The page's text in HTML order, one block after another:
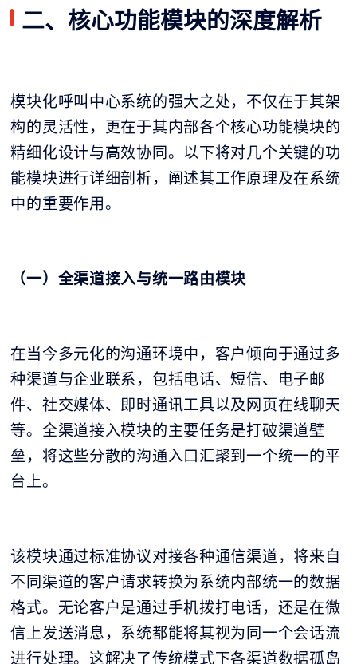
二、核心功能模块的深度解析
模块化呼叫中心系统的强大之处，不仅在于其架
构的灵活性，更在于其内部各个核心功能模块的
精细化设计与高效协同。以下将对几个关键的功
能模块进行详细剖析，阐述其工作原理及在系统
中的重要作用。
（一）全渠道接入与统一路由模块
在当今多元化的沟通环境中，客户倾向于通过多
种渠道与企业联系，包括电话、短信、电子邮
件、社交媒体、即时通讯工具以及网页在线聊天
等。全渠道接入模块的主要任务是打破渠道壁
垒，将这些分散的沟通入口汇聚到一个统一的平
台上。
该模块通过标准协议对接各种通信渠道，将来自
不同渠道的客户请求转换为系统内部统一的数据
格式。无论客户是通过手机拨打电话，还是在微
信上发送消息，系统都能将其视为同一个会话流
进行处理。这解决了传统模式下各渠道数据孤岛